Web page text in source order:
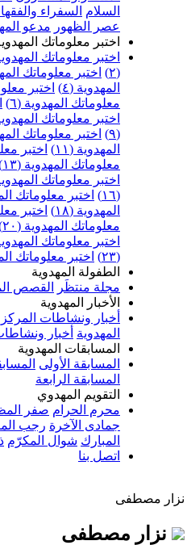
السلام السفراء
عصر الظهور مدعو
اختبر معلوماتك
اختبر معلوماتك
(٢)
اختبر معلوماتك
المهدوية (٤)
اختبر
معلوماتك المهدوية (٦)
اختبر معلوماتك
(٩)
اختبر معلوماتك
المهدوية (١١)
اختبر
معلوماتك المهدوية (١٣)
اختبر معلوماتك المهدوية
(١٦)
اختبر معلوماتك
المهدوية (١٨)
اختبر
معلوماتك المهدوية (٢٠)
اختبر معلوماتك المهدوية
(٢٣)
اختبر معلوماتك
الطفولة المهدوية
مجلة منتظَر
القصص
الأخبار المهدوية
أخبار ونشاطات المركز
المهدوية أخبار
المسابقات المهدوية
المسابقة الأولى
المسابقة الرابعة
التقويم المهدوي
محرم الحرام صفر
جمادى الآخرة رجب
المبارك شوال المكرّم
اتصل بنا
نزار مصطفى
نزار مصطفى